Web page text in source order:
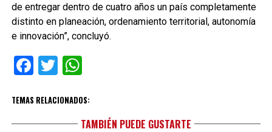
de entregar dentro de cuatro años un país completamente
distinto en planeación, ordenamiento territorial, autonomía
e innovación”, concluyó.
Facebook
TwitterWhatsApp
TEMAS RELACIONADOS:
TAMBIÉN PUEDE GUSTARTE